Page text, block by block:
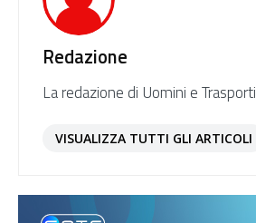
Redazione
La redazione di Uomini e Trasporti
VISUALIZZA TUTTI GLI ARTICOLI